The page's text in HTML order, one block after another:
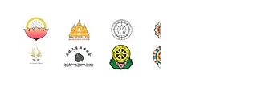
Everyone is welcome to attend.
Chinese translation